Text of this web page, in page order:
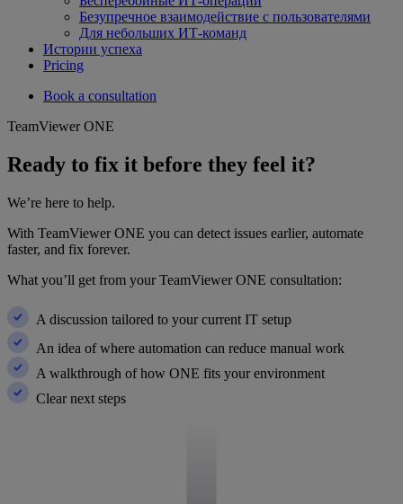
Безупречное взаимодействие с пользователями
Для небольших ИТ-команд
Истории успеха
Pricing
Book a consultation
TeamViewer ONE
Ready to fix it before they feel it?
We’re here to help.
With TeamViewer ONE you can detect issues earlier, automate
faster, and fix forever.
What you’ll get from your TeamViewer ONE consultation:
A discussion tailored to your current IT setup
An idea of where automation can reduce manual work
A walkthrough of how ONE fits your environment
Clear next steps